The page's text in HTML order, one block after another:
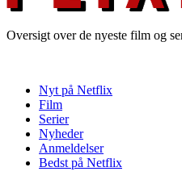
Oversigt over de nyeste film og
Nyt på Netflix
Film
Serier
Nyheder
Anmeldelser
Bedst på Netflix